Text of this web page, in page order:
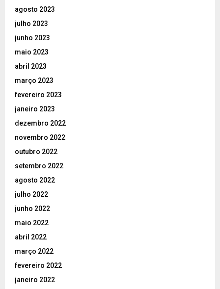
agosto 2023
julho 2023
junho 2023
maio 2023
abril 2023
março 2023
fevereiro 2023
janeiro 2023
dezembro 2022
novembro 2022
outubro 2022
setembro 2022
agosto 2022
julho 2022
junho 2022
maio 2022
abril 2022
março 2022
fevereiro 2022
janeiro 2022